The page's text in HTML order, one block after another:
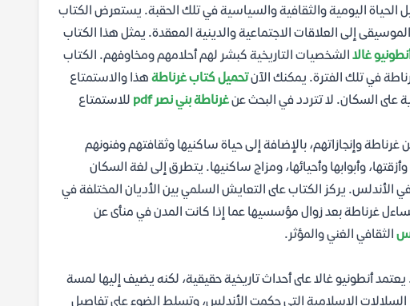
اليومية والثقافية والسياسية في تلك الحقبة. يستعرض الكتاب
إلى العلاقات الاجتماعية والدينية المعقدة. يمثل هذا الكتاب
غالا الشخصيات التاريخية كبشر لهم أحلامهم ومخاوفهم. الكتاب
في تلك الفترة. يمكنك الآنتحميل كتاب غرناطة هذا والاستمتاع
على السكان. لا تتردد في البحث عنغرناطة بني نصر pdf
للاستمتاع
وإنجازاتهم، بالإضافة إلى حياة ساكنيها وثقافتهم وفنونهم
وأبوابها وأحيائها، ومزاج ساكنيها. يتطرق إلى لغة السكان
الأندلس. يركز الكتاب على التعايش السلمي بين الأديان المختلفة في
غرناطة بعد زوال مؤسسيها عما إذا كانت المدن في منأى عن
الثقافي الغني والمؤثر.
يعتمد أنطونيو غالا على أحداث تاريخية حقيقية، لكنه يضيف إليها لمسة
السلالات الإسلامية التي حكمت الأندلس، وتسلط الضوء على تفاصيل